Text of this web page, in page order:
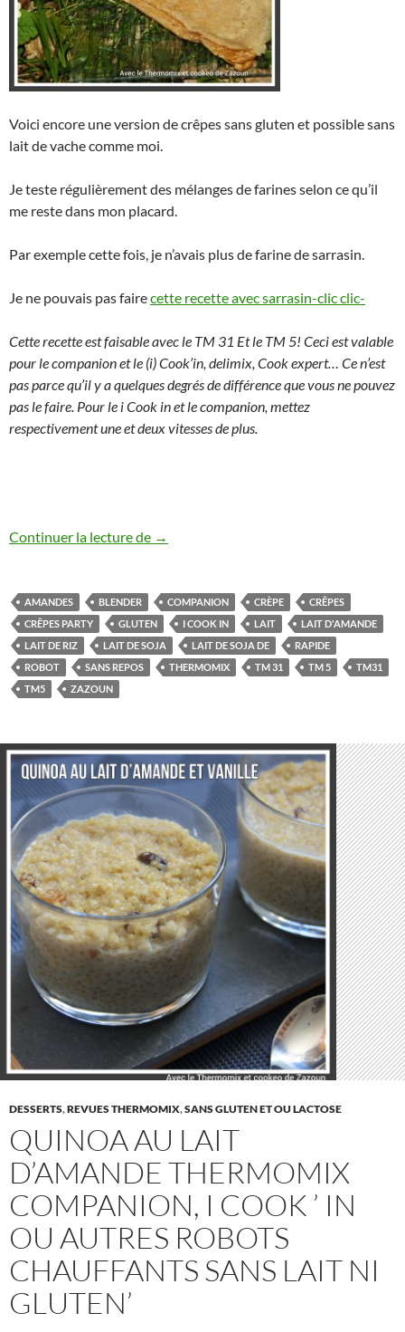
Voici encore une version de crêpes sans gluten et possible sans
lait de vache comme moi.
Je teste régulièrement des mélanges de farines selon ce qu’il
me reste dans mon placard.
Par exemple cette fois, je n’avais plus de farine de sarrasin.
Je ne pouvais pas fairecette recette avec sarrasin-clic clic-
Cette recette est faisable avec le TM 31 Et le TM 5! Ceci est valable
pour le companion et le (i) Cook’in, delimix, Cook expert… Ce n’est
pas parce qu’il y a quelques degrés de différence que vous ne pouvez
pas le faire. Pour le i Cook in et le companion, mettez
respectivement une et deux vitesses de plus.
Continuer la lecture de Crêpes sans gluten et sans lait de
→
AMANDES BLENDER COMPANION CRÈPE
CRÊPES
CRÊPES PARTY
GLUTEN I COOK IN LAIT
LAIT D'AMANDE
LAIT DE RIZ
LAIT DE SOJA LAIT DE SOJA DE
RAPIDE
ROBOT
SANS REPOS THERMOMIX TM 31 TM 5
TM31
TM5
ZAZOUN
DESSERTS,REVUES THERMOMIX,SANS GLUTEN ET OU LACTOSE
QUINOA AU LAIT
D’AMANDE THERMOMIX
COMPANION, I COOK ’ IN
OU AUTRES ROBOTS
CHAUFFANTS SANS LAIT NI
GLUTEN’